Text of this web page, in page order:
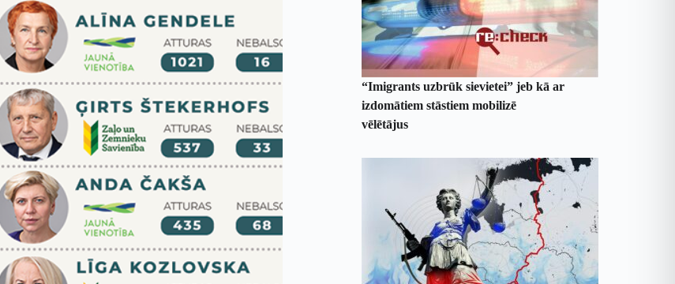
“Imigrants uzbrūk sievietei” jeb kā ar
izdomātiem stāstiem mobilizē
vēlētājus